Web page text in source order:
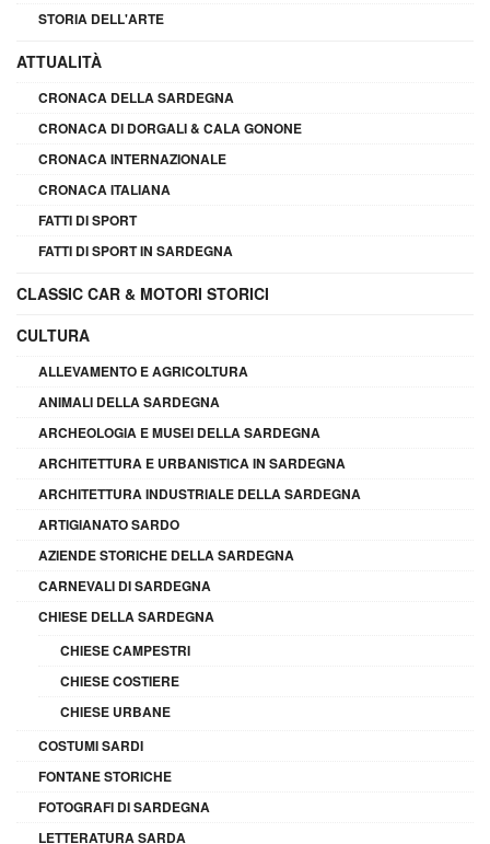
STORIA DELL'ARTE
ATTUALITÀ
CRONACA DELLA SARDEGNA
CRONACA DI DORGALI & CALA GONONE
CRONACA INTERNAZIONALE
CRONACA ITALIANA
FATTI DI SPORT
FATTI DI SPORT IN SARDEGNA
CLASSIC CAR & MOTORI STORICI
CULTURA
ALLEVAMENTO E AGRICOLTURA
ANIMALI DELLA SARDEGNA
ARCHEOLOGIA E MUSEI DELLA SARDEGNA
ARCHITETTURA E URBANISTICA IN SARDEGNA
ARCHITETTURA INDUSTRIALE DELLA SARDEGNA
ARTIGIANATO SARDO
AZIENDE STORICHE DELLA SARDEGNA
CARNEVALI DI SARDEGNA
CHIESE DELLA SARDEGNA
CHIESE CAMPESTRI
CHIESE COSTIERE
CHIESE URBANE
COSTUMI SARDI
FONTANE STORICHE
FOTOGRAFI DI SARDEGNA
LETTERATURA SARDA